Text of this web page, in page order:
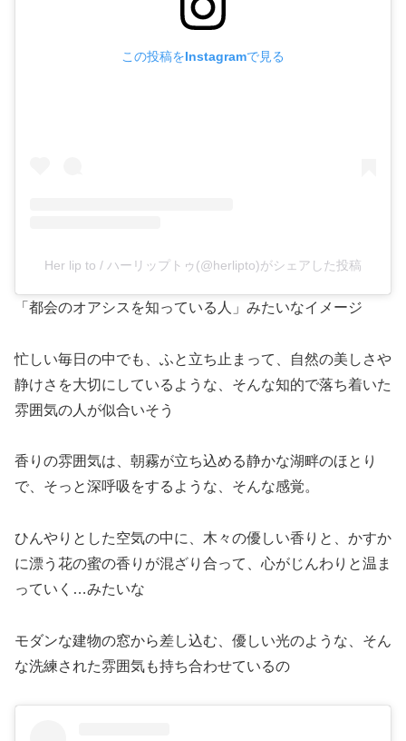
この投稿をInstagramで見る
Her lip to / ハーリップトゥ(@herlipto)がシェアした投稿
「都会のオアシスを知っている人」みたいなイメージ
忙しい毎日の中でも、ふと立ち止まって、自然の美しさや
静けさを大切にしているような、そんな知的で落ち着いた
雰囲気の人が似合いそう
香りの雰囲気は、朝霧が立ち込める静かな湖畔のほとり
で、そっと深呼吸をするような、そんな感覚。
ひんやりとした空気の中に、木々の優しい香りと、かすか
に漂う花の蜜の香りが混ざり合って、心がじんわりと温ま
っていく…みたいな
モダンな建物の窓から差し込む、優しい光のような、そん
な洗練された雰囲気も持ち合わせているの